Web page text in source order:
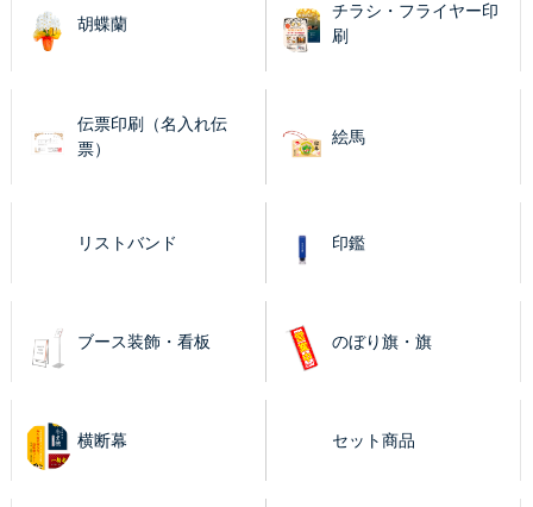
胡蝶蘭
チラシ・フライヤー印
刷
伝票印刷（名入れ伝
票）
絵馬
リストバンド 印鑑
ブース装飾・看板 のぼり旗・旗
横断幕 セット商品